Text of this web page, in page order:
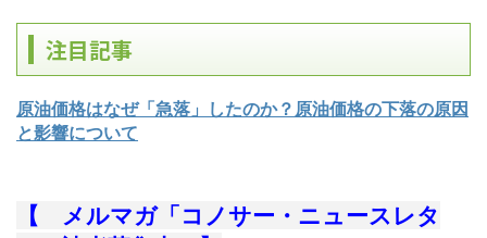
注目記事
原油価格はなぜ「急落」したのか？原油価格の下落の原因
と影響について
【 メルマガ「コノサー・ニュースレタ